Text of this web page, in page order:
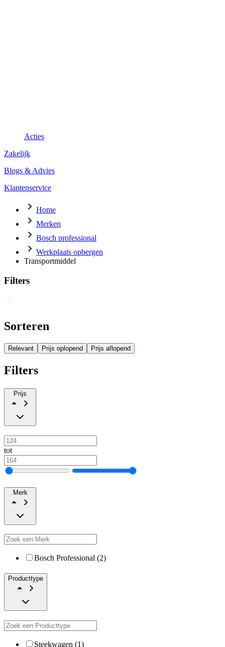
Acties
Zakelijk
Blogs & Advies
Klantenservice
Home
Merken
Bosch professional
Werkplaats opbergen
Transportmiddel
Filters
Sorteren
Relevant Prijs oplopend Prijs aflopend
Filters
Prijs
tot
Merk
Bosch Professional (2)
Producttype
Steekwagen (1)